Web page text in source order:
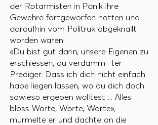
der Rotarmisten in Panik ihre
Gewehre fortgeworfen hatten und
daraufhin vom Politruk abgeknallt
worden waren.
«Du bist gut darin, unsere Eigenen zu
erschiessen, du verdamm- ter
Prediger. Dass ich dich nicht einfach
habe liegen lassen, wo du dich doch
sowieso ergeben wolltest ... Alles
bloss Worte, Worte, Worte»,
murmelte er und dachte an die